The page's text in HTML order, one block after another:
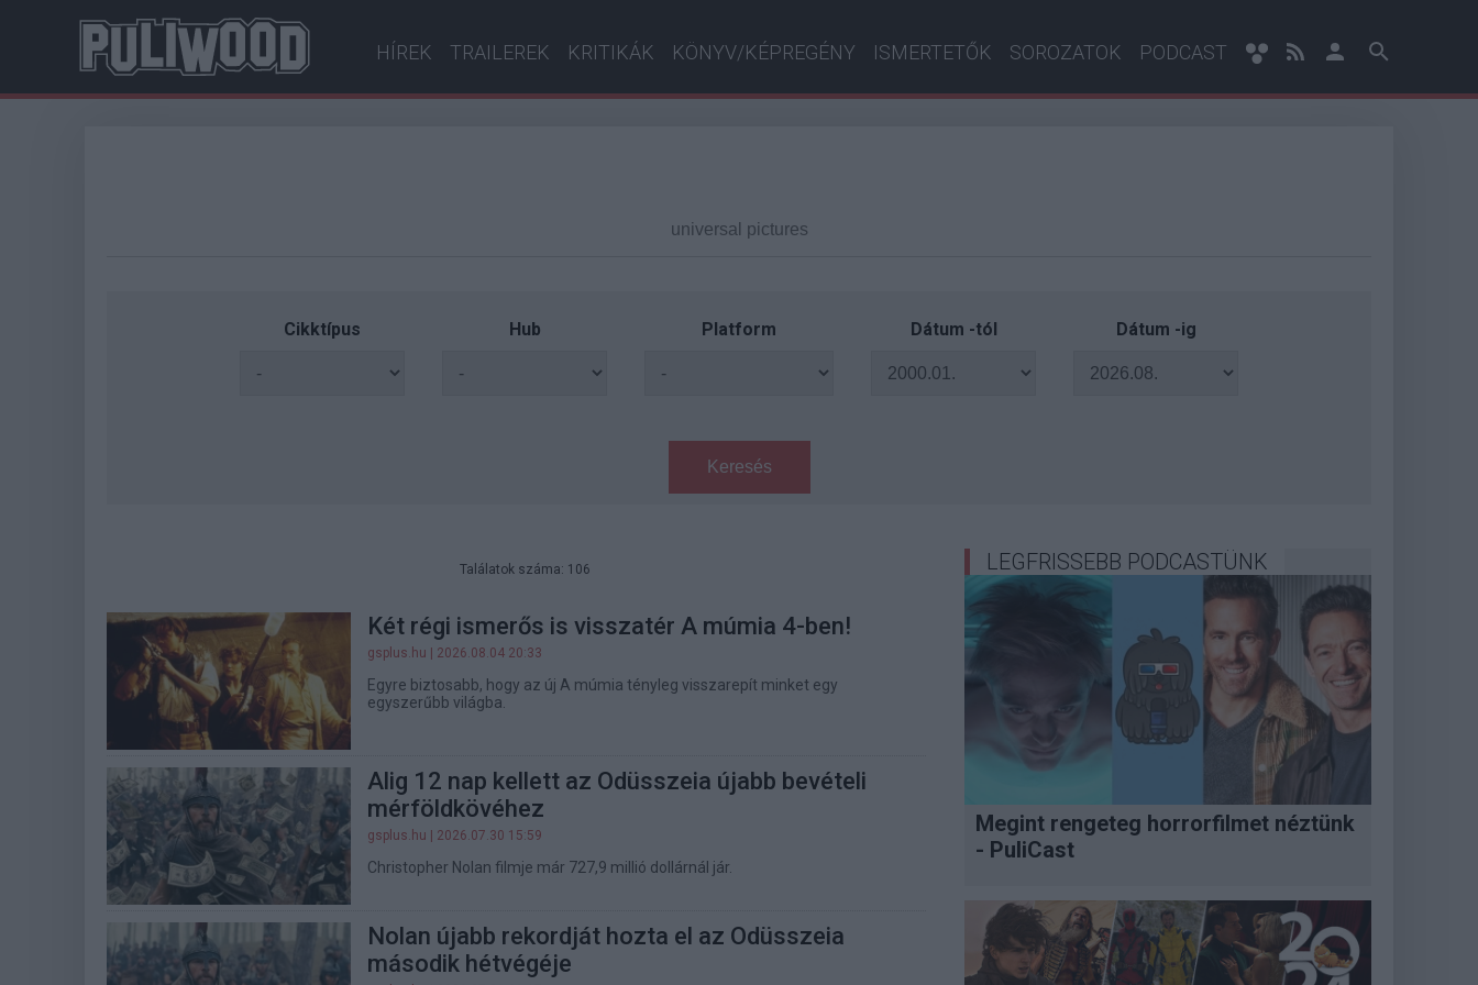
HÍREK TRAILEREK KRITIKÁK KÖNYV/KÉPREGÉNY ISMERTETŐK SOROZATOK PODCAST
Cikktípus Hub Platform Dátum -tól Dátum -ig
Keresés
Találatok száma: 106
Két régi ismerős is visszatér A múmia 4-ben!
gsplus.hu | 2026.08.04 20:33
Egyre biztosabb, hogy az új A múmia tényleg visszarepít minket egy
egyszerűbb világba.
Alig 12 nap kellett az Odüsszeia újabb bevételi
mérföldkövéhez
gsplus.hu | 2026.07.30 15:59
Christopher Nolan filmje már 727,9 millió dollárnál jár.
Nolan újabb rekordját hozta el az Odüsszeia
második hétvégéje
LEGFRISSEBB PODCASTÜNK
Megint rengeteg horrorfilmet néztünk
- PuliCast